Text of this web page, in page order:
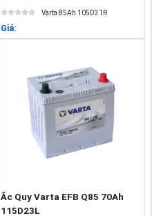
Varta 85Ah 105D31R
Giá:
Ắc Quy Varta EFB Q85 70Ah
115D23L